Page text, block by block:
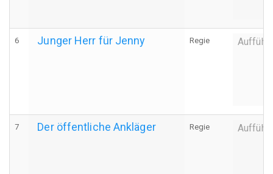
6 Junger Herr für Jenny Regie
7 Der öffentliche Ankläger Regie